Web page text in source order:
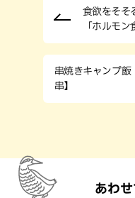
食欲をそそ
「ホルモン
串焼きキャンプ飯
串】
あわ